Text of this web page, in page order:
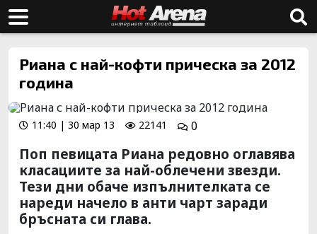
Риана с най-кофти прическа за 2012
година
11:40 | 30 мар 13 22141 0
Поп певицата Риана редовно оглавява
класациите за най-облечени звезди.
Тези дни обаче изпълнителката се
нареди начело в анти чарт заради
бръсната си глава.